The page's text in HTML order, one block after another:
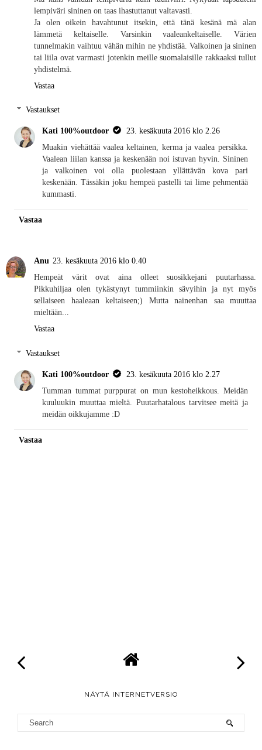
lempiväri sininen on taas ihastuttanut valtavasti.
Ja olen oikein havahtunut itsekin, että tänä kesänä mä alan
lämmetä keltaiselle. Varsinkin vaaleankeltaiselle. Värien
tunnelmakin vaihtuu vähän mihin ne yhdistää. Valkoinen ja sininen
tai liila ovat varmasti jotenkin meille suomalaisille rakkaaksi tullut
yhdistelmä.
Vastaa
Vastaukset
Kati 100%outdoor
23. kesäkuuta 2016 klo 2.26
Muakin viehättää vaalea keltainen, kerma ja vaalea persikka.
Vaalean liilan kanssa ja keskenään noi istuvan hyvin. Sininen
ja valkoinen voi olla puolestaan yllättävän kova pari
keskenään. Tässäkin joku hempeä pastelli tai lime pehmentää
kummasti.
Vastaa
Anu 23. kesäkuuta 2016 klo 0.40
Hempeät värit ovat aina olleet suosikkejani puutarhassa.
Pikkuhiljaa olen tykästynyt tummiinkin sävyihin ja nyt myös
sellaiseen haaleaan keltaiseen;) Mutta nainenhan saa muuttaa
mieltään...
Vastaa
Vastaukset
Kati 100%outdoor
23. kesäkuuta 2016 klo 2.27
Tumman tummat purppurat on mun kestoheikkous. Meidän
kuuluukin muuttaa mieltä. Puutarhatalous tarvitsee meitä ja
meidän oikkujamme :D
Vastaa
NÄYTÄ INTERNETVERSIO